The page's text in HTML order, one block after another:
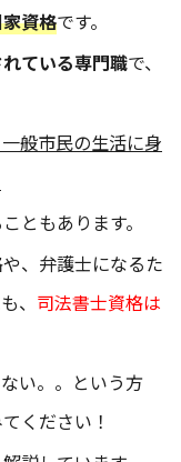
資格です。
ている専門職で、
般市民の生活に身
ともあります。
、弁護士になるた
、 司法書士資格は
い。。という方
ください！